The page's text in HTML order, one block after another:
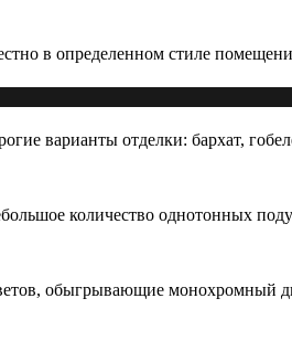
в определенном стиле
варианты отделки: бархат,
количество однотонных
обыгрывающие монохромный